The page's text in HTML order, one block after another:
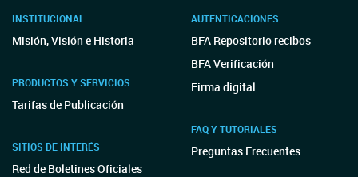
INSTITUCIONAL
Misión, Visión e Historia
PRODUCTOS Y SERVICIOS
Tarifas de Publicación
SITIOS DE INTERÉS
Red de Boletines Oficiales
AUTENTICACIONES
BFA Repositorio recibos
BFA Verificación
Firma digital
FAQ Y TUTORIALES
Preguntas Frecuentes